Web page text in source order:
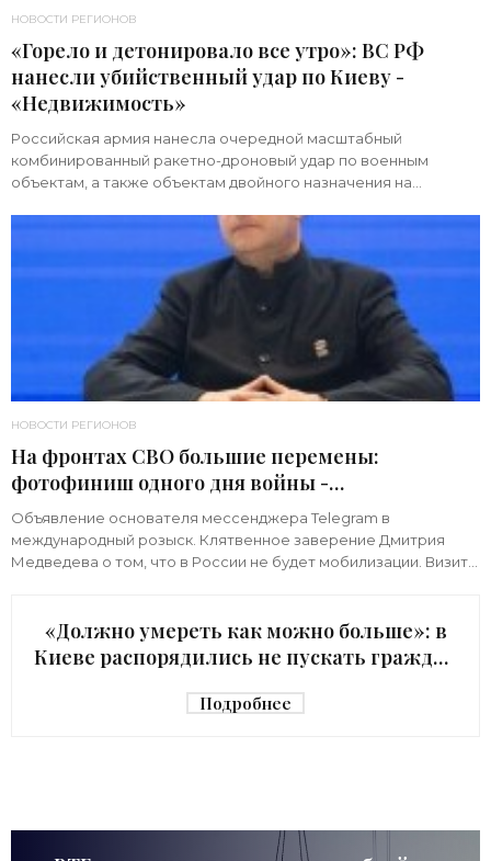
НОВОСТИ РЕГИОНОВ
«Горело и детонировало все утро»: ВС РФ
нанесли убийственный удар по Киеву -
«Недвижимость»
Российская армия нанесла очередной масштабный
комбинированный ракетно-дроновый удар по военным
объектам, а также объектам двойного назначения на
НОВОСТИ РЕГИОНОВ
На фронтах СВО большие перемены:
фотофиниш одного дня войны -
«Недвижимость»
Объявление основателя мессенджера Telegram в
международный розыск. Клятвенное заверение Дмитрия
Медведева о том, что в России не будет мобилизации. Визит
«Должно умереть как можно больше»: в
Киеве распорядились не пускать граждан
Подробнее